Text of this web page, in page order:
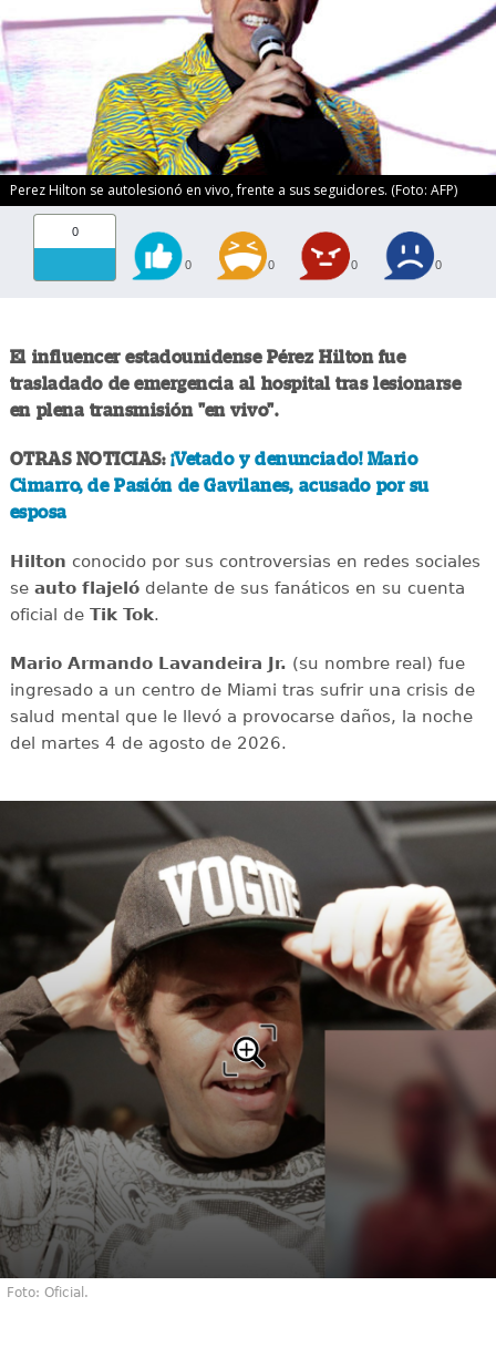
Perez Hilton se autolesionó en vivo, frente a sus seguidores. (Foto: AFP)
0
0 0 0 0
El influencer estadounidense Pérez Hilton fue
trasladado de emergencia al hospital tras lesionarse
en plena transmisión "en vivo".
OTRAS NOTICIAS: ¡Vetado y denunciado! Mario
Cimarro, de Pasión de Gavilanes, acusado por su
esposa
Hilton conocido por sus controversias en redes sociales
seauto flajelódelante de sus fanáticos en su cuenta
oficial deTik Tok.
Mario Armando Lavandeira Jr. (su nombre real) fue
ingresado a un centro de Miami tras sufrir una crisis de
salud mental que le llevó a provocarse daños, la noche
del martes 4 de agosto de 2026.
Foto: Oficial.